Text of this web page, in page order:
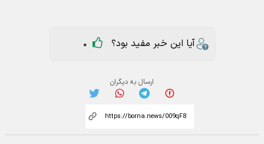
آیا این خبر مفید بود؟ 0
ارسال به دیگران